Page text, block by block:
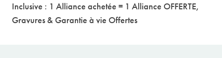
Inclusive : 1 Alliance achetée = 1 Alliance OFFERTE,
Gravures & Garantie à vie Offertes